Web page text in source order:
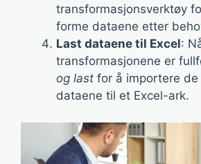
transformasjonsverktøy
forme dataene etter
Last dataene til Excel:
transformasjonene er
og last for å importere
dataene til et Excel-ark.